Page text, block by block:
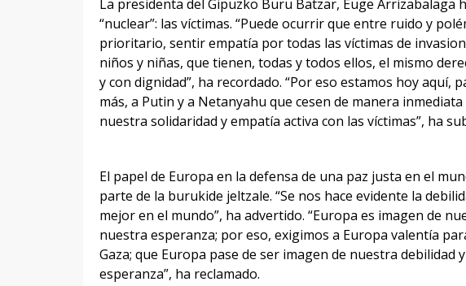
La presidenta del Gipuzko Buru Batzar, Euge Arrizabalaga
“nuclear”: las víctimas. “Puede ocurrir que entre ruido y
prioritario, sentir empatía por todas las víctimas de
niños y niñas, que tienen, todas y todos ellos, el mismo
y con dignidad”, ha recordado. “Por eso estamos hoy aquí,
más, a Putin y a Netanyahu que cesen de manera
nuestra solidaridad y empatía activa con las víctimas”, ha
El papel de Europa en la defensa de una paz justa en el
parte de la burukide jeltzale. “Se nos hace evidente la
mejor en el mundo”, ha advertido. “Europa es imagen de
nuestra esperanza; por eso, exigimos a Europa valentía
Gaza; que Europa pase de ser imagen de nuestra
esperanza”, ha reclamado.